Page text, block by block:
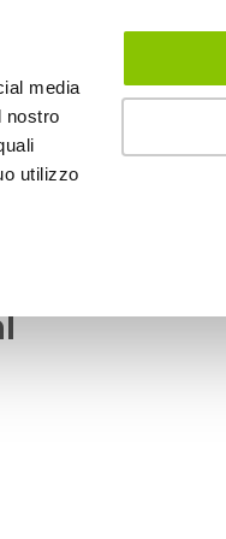
media
nostro
utilizzo
ACCEDI